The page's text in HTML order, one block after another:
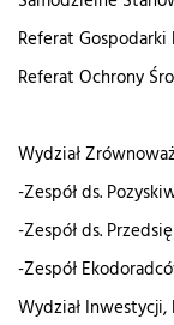
Referat Gospodarki
Referat Ochrony
Wydział
-Zespół ds.
-Zespół ds.
-Zespół
Wydział